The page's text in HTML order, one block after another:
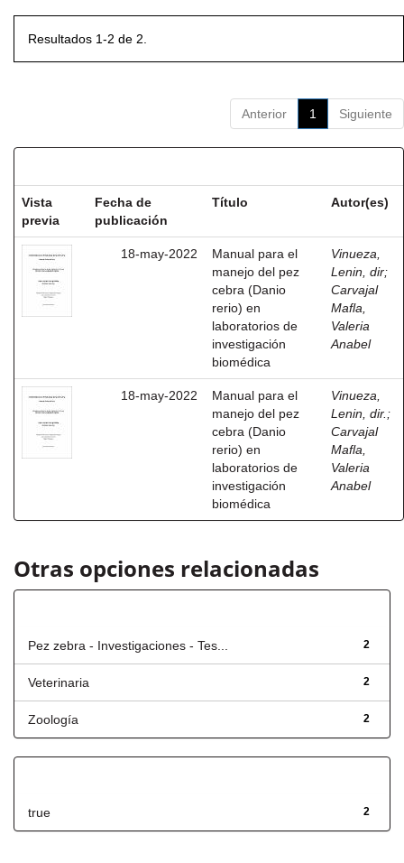
Resultados 1-2 de 2.
Anterior 1 Siguiente
Vista
previa
Fecha de
publicación
Título Autor(es)
18-may-2022
Manual para el
manejo del pez
cebra (Danio
rerio) en
laboratorios de
investigación
biomédica
Vinueza,
Lenin, dir;
Carvajal
Mafla,
Valeria
Anabel
18-may-2022
Manual para el
manejo del pez
cebra (Danio
rerio) en
laboratorios de
investigación
biomédica
Vinueza,
Lenin, dir. ;
Carvajal
Mafla,
Valeria
Anabel
Otras opciones relacionadas
2
Pez zebra - Investigaciones - Tes...
2
Veterinaria
2
Zoología
2
true